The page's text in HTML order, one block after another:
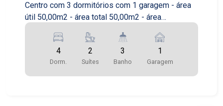
Centro com 3 dormitórios com 1 garagem - área
útil 50,00m2 - área total 50,00m2 - área
Pradópolis/SP Se você está procurando um
apartamento espaçoso e confortável, esta
cobertura é perfeita para você! Localizada no
bairro Centro, em Pradópolis/SP, esta cobertura
4
Dorm.
2
Suítes
3
Banho
1
Garagem